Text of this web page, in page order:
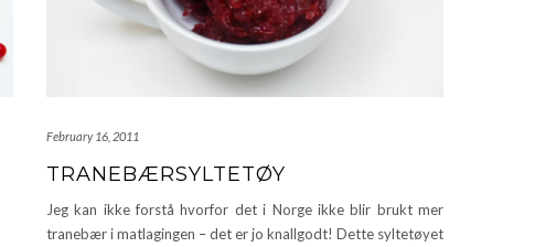
February 16, 2011
TRANEBÆRSYLTETØY
Jeg kan ikke forstå hvorfor det i Norge ikke blir brukt mer
tranebær i matlagingen – det er jo knallgodt! Dette syltetøyet